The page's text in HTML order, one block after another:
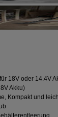
18V oder 14.4V
Akku)
Kompakt und